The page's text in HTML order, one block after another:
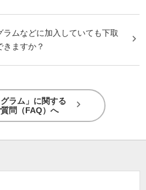
ムなどに加入していても下取
きますか？
グラム」に関する
問（FAQ）へ